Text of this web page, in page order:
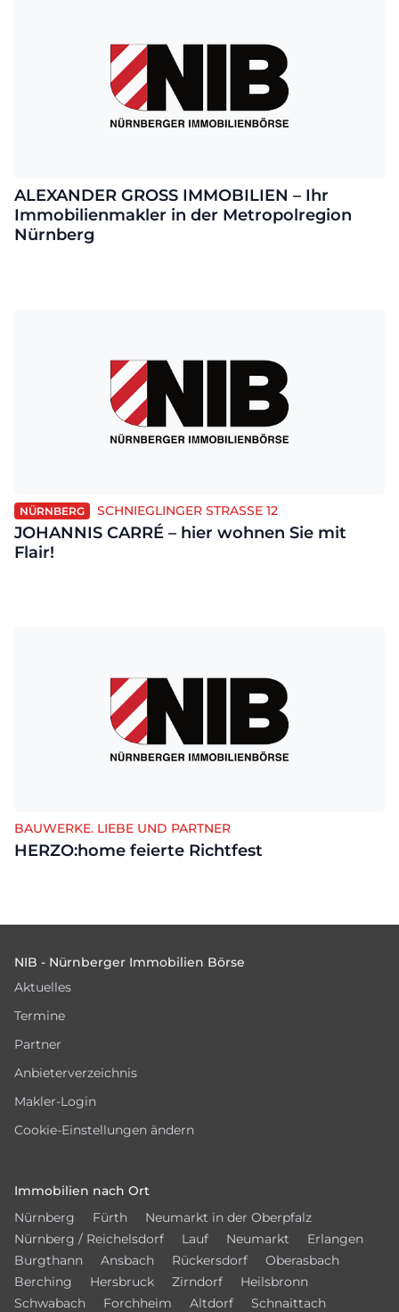
ALEXANDER GROSS IMMOBILIEN – Ihr
Immobilienmakler in der Metropolregion
Nürnberg
NÜRNBERG SCHNIEGLINGER STRASSE 12
JOHANNIS CARRÉ – hier wohnen Sie mit
Flair!
BAUWERKE. LIEBE UND PARTNER
HERZO:home feierte Richtfest
NIB - Nürnberger Immobilien Börse
Aktuelles
Termine
Partner
Anbieterverzeichnis
Makler-Login
Cookie-Einstellungen ändern
Immobilien nach Ort
Nürnberg
Fürth
Neumarkt in der Oberpfalz
Nürnberg / Reichelsdorf
Lauf Neumarkt
Erlangen
Burgthann
Ansbach Rückersdorf
Oberasbach
Berching
Hersbruck Zirndorf
Heilsbronn
Schwabach
Forchheim Altdorf Schnaittach